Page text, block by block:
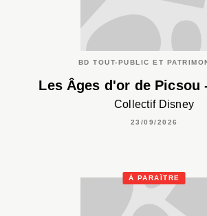
BD TOUT-PUBLIC ET
Les Âges d'or de Picsou
Collectif Disney
23/09/2026
À PARAÎTRE